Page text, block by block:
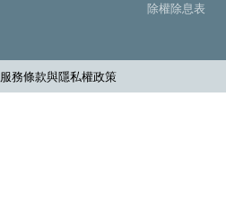
除權除息表
服務條款與隱私權政策